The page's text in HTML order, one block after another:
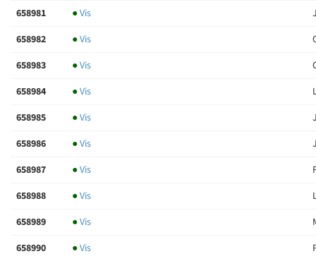
658981
●Vis
658982
●Vis
658983
●Vis
658984
●Vis
658985
●Vis
658986
●Vis
658987
●Vis
658988
●Vis
658989
●Vis
658990
●Vis